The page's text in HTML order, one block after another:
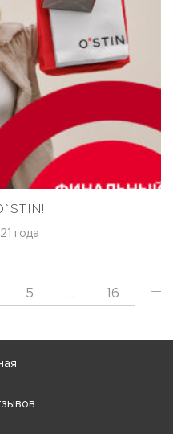
года
5 … 16